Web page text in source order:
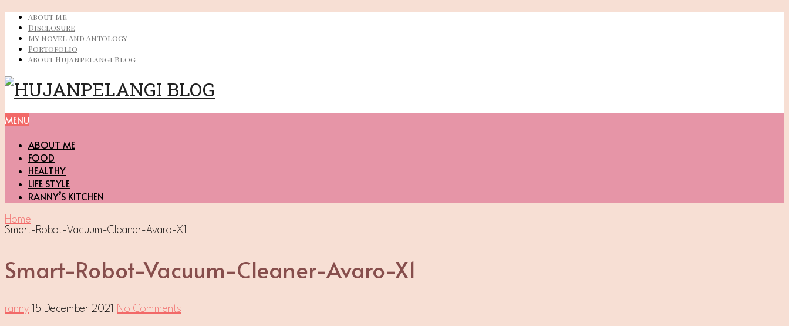
About Me
Disclosure
My Novel And Antology
Portofolio
About Hujanpelangi Blog
MENU
ABOUT ME
FOOD
HEALTHY
LIFE STYLE
RANNY’S KITCHEN
Home
Smart-Robot-Vacuum-Cleaner-Avaro-X1
Smart-Robot-Vacuum-Cleaner-Avaro-X1
ranny 15 December 2021 No Comments